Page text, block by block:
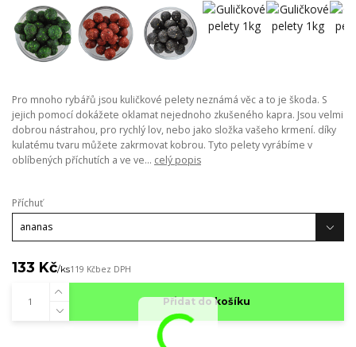
Pro mnoho rybářů jsou kuličkové pelety neznámá věc a to je škoda. S
jejich pomocí dokážete oklamat nejednoho zkušeného kapra. Jsou velmi
dobrou nástrahou, pro rychlý lov, nebo jako složka vašeho krmení. díky
kulatému tvaru můžete zakrmovat kobrou. Tyto pelety vyrábíme v
oblíbených příchutích a ve ve... celý popis
Příchuť
133 Kč/ks119 Kčbez DPH
Přidat do košíku